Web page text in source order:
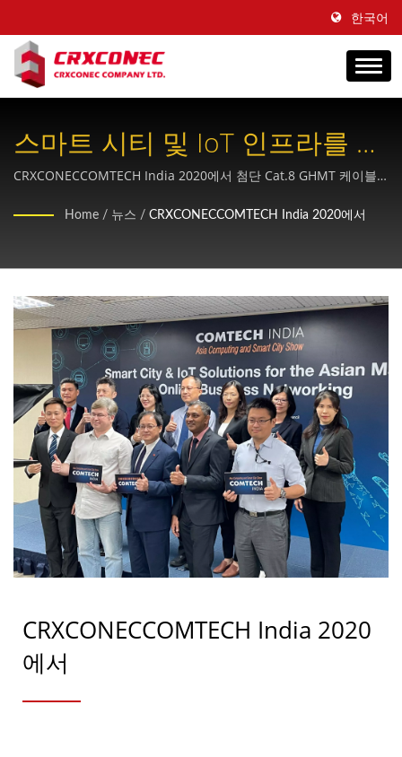
한국어
스마트 시티 및 IoT 인프라를 위
한 Cat.8 구조화 ​​케이블 솔루션
CRXCONECCOMTECH India 2020에서 첨단 Cat.8 GHMT 케이블
걸친 IoT 구축에서 급증하는 모바일 데이터 트래픽을 지원하도록 설
Home / 뉴스 / CRXCONECCOMTECH India 2020에서
CRXCONECCOMTECH India 2020
에서